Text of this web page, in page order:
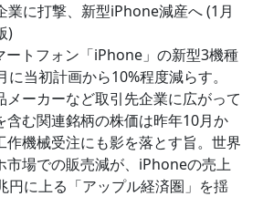
に打撃、新型iPhone減産へ (1月
)
トフォン「iPhone」の新型3機種
当初計画から10%程度減らす。
メーカーなど取引先企業に広がって
含む関連銘柄の株価は昨年10月か
作機械受注にも影を落とす旨。世界
市場での販売減が、iPhoneの売上
円に上る「アップル経済圏」を揺